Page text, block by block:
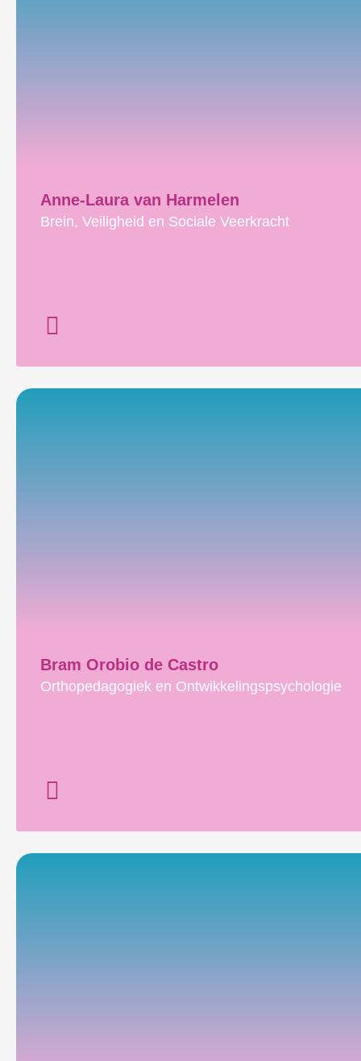
Anne-Laura van Harmelen
Brein, Veiligheid en Sociale Veerkracht
Bram Orobio de Castro
Orthopedagogiek en Ontwikkelingspsychologie